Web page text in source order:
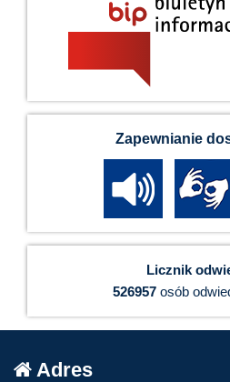
Zapewnianie
Licznik
526957osób
Adres